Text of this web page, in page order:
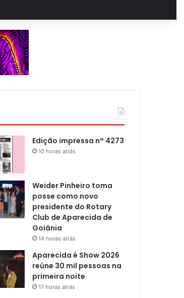
Edição impressa n° 4273
10 horas atrás
Weider Pinheiro toma
posse como novo
presidente do Rotary
Club de Aparecida de
Goiânia
14 horas atrás
Aparecida é Show 2026
reúne 30 mil pessoas na
primeira noite
17 horas atrás